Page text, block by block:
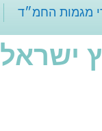
מגמות החמ״ד
ישראל